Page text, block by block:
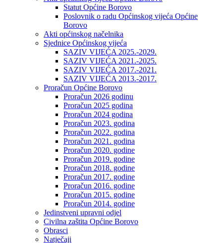
Statut Općine Borovo
Poslovnik o radu Općinskog vijeća Općine
Borovo
Akti općinskog načelnika
Sjednice Općinskog vijeća
SAZIV VIJEĆA 2025.-2029.
SAZIV VIJEĆA 2021.-2025.
SAZIV VIJEĆA 2017.-2021.
SAZIV VIJEĆA 2013.-2017.
Proračun Općine Borovo
Proračun 2026 godinu
Proračun 2025 godina
Proračun 2024 godina
Proračun 2023. godina
Proračun 2022. godina
Proračun 2021. godina
Proračun 2020. godine
Proračun 2019. godine
Proračun 2018. godine
Proračun 2017. godine
Proračun 2016. godine
Proračun 2015. godine
Proračun 2014. godine
Jedinstveni upravni odjel
Civilna zaštita Općine Borovo
Obrasci
Natječaji